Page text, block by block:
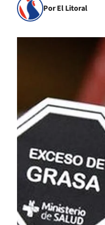
Por El Litoral